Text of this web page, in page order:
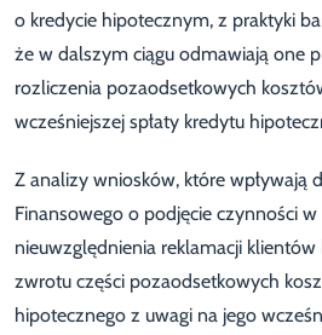
o kredycie hipotecznym, z praktyki
że w dalszym ciągu odmawiają one
rozliczenia pozaodsetkowych
wcześniejszej spłaty kredytu
Z analizy wniosków, które wpływają
Finansowego o podjęcie czynności w
nieuwzględnienia reklamacji
zwrotu części pozaodsetkowych
hipotecznego z uwagi na jego